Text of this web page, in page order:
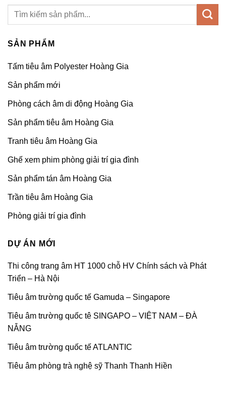
SẢN PHẨM
Ghế xem phim phòng giải trí gia đình
Tranh tiêu âm Hoàng Gia
Tấm tiêu âm Polyester Hoàng Gia
Sản phẩm mới
Sản phẩm tán âm Hoàng Gia
Phòng cách âm di động Hoàng Gia
Trần tiêu âm Hoàng Gia
Sản phẩm tiêu âm Hoàng Gia
Phòng giải trí gia đình
DỰ ÁN MỚI
Thi công trang âm HT 1000 chỗ HV Chính sách và Phát
Triển – Hà Nội
Tiêu âm trường quốc tế Gamuda – Singapore
Tiêu âm trường quốc tê SINGAPO – VIỆT NAM – ĐÀ
NẴNG
Tiêu âm trường quốc tế ATLANTIC
Tiêu âm phòng trà nghệ sỹ Thanh Thanh Hiền